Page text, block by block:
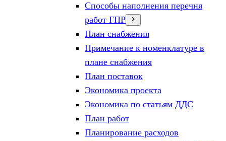
Способы наполнения перечня
работ ГПР
План снабжения
Примечание к номенклатуре в
плане снабжения
План поставок
Экономика проекта
Экономика по статьям ДДС
План работ
Планирование расходов